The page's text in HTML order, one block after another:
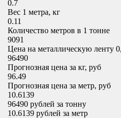
0.7
Вес 1 метра, кг
0.11
Количество метров в 1 тонне
9091
Цена на металлическую ленту
96490
Прогнозная цена за кг, руб
96.49
Прогнозная цена за метр, руб
10.6139
96490 рублей за тонну
10.6139 рублей за метр